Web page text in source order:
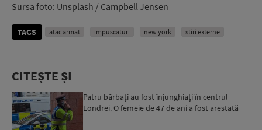
Sursa foto: Unsplash / Campbell Jensen
TAGS atac armat impuscaturi new york stiri externe
CITEȘTE ȘI
Patru bărbați au fost înjunghiați în centrul
Londrei. O femeie de 47 de ani a fost arestată